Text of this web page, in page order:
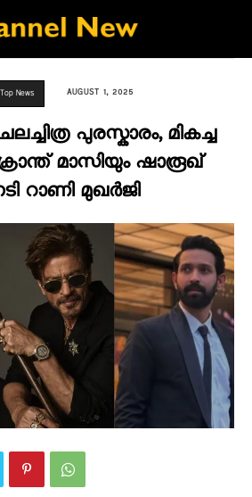
Top News AUGUST 1, 2025
പുരസ്കാരം, മികച്ച
മാസിയും ഷാരൂഖ്
റാണി മുഖര്‍ജി